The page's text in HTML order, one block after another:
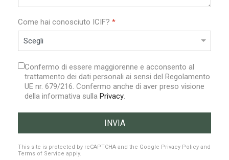
Come hai conosciuto ICIF? *
Confermo di essere maggiorenne e acconsento al
trattamento dei dati personali ai sensi del Regolamento
UE nr. 679/216. Confermo anche di aver preso visione
della informativa sulla Privacy.
INVIA
reCAPTCHA*
This site is protected by reCAPTCHA and the Google Privacy Policy and
Terms of Service apply.